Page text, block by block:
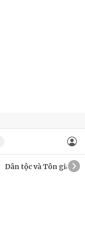
Dân tộc và Tôn giáo